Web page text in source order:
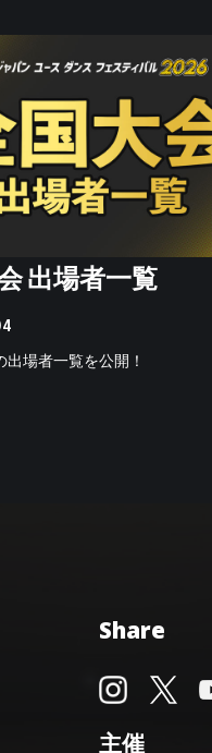
出場者一覧
出場者一覧を公開！
Share
主催